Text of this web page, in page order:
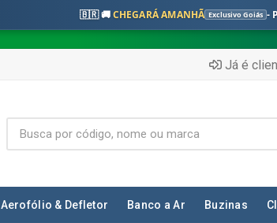
🇧🇷 🚚CHEGARÁ AMANHÃ Exclusivo Goiás -
Já é
Aerofólio & Defletor Banco a Ar Buzinas